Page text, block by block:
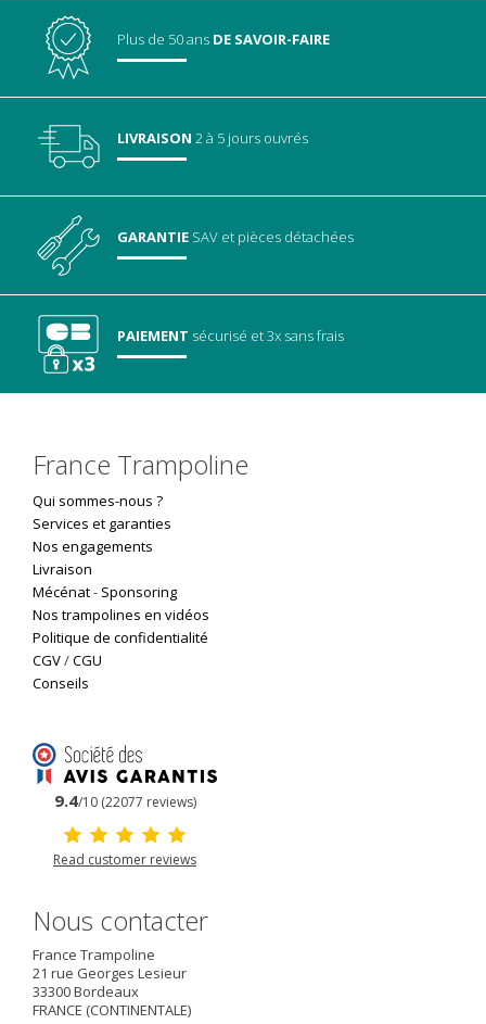
Plus de 50 ans DE SAVOIR-FAIRE
LIVRAISON 2 à 5 jours ouvrés
GARANTIE SAV et pièces détachées
PAIEMENT sécurisé et 3x sans frais
France Trampoline
Qui sommes-nous ?
Services et garanties
Nos engagements
Livraison
Mécénat- Sponsoring
Nos trampolines en vidéos
Politique de confidentialité
CGV/CGU
Conseils
9.4/10 (22077 reviews)
Read customer reviews
Nous contacter
France Trampoline
21 rue Georges Lesieur
33300Bordeaux
FRANCE (CONTINENTALE)